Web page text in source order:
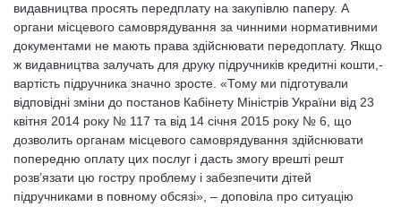
видавництва просять передплату на закупівлю паперу. А
органи місцевого самоврядування за чинними нормативними
документами не мають права здійснювати передоплату. Якщо
ж видавництва залучать для друку підручників кредитні кошти,-
вартість підручника значно зросте. «Тому ми підготували
відповідні зміни до постанов Кабінету Міністрів України від 23
квітня 2014 року № 117 та від 14 січня 2015 року № 6, що
дозволить органам місцевого самоврядування здійснювати
попередню оплату цих послуг і дасть змогу врешті решт
розв’язати цю гостру проблему і забезпечити дітей
підручниками в повному обсязі», – доповіла про ситуацію